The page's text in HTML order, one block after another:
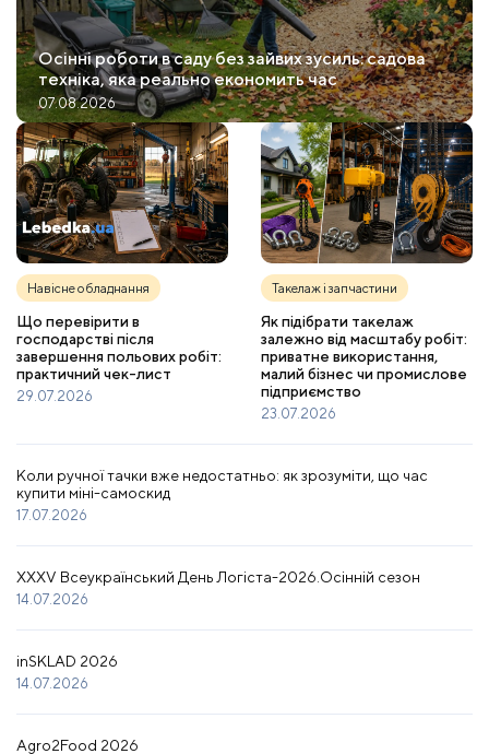
Осінні роботи в саду без зайвих зусиль: садова
техніка, яка реально економить час
07.08.2026
Навісне обладнання
Що перевірити в
господарстві після
завершення польових робіт:
практичний чек-лист
29.07.2026
Такелаж і запчастини
Як підібрати такелаж
залежно від масштабу робіт:
приватне використання,
малий бізнес чи промислове
підприємство
23.07.2026
Коли ручної тачки вже недостатньо: як зрозуміти, що час
купити міні-самоскид
17.07.2026
XXXV Всеукраїнський День Логіста-2026.Осінній сезон
14.07.2026
inSKLAD 2026
14.07.2026
Agro2Food 2026